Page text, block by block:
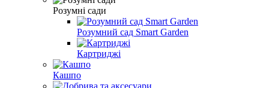
Розумні сади
Розумний сад Smart Garden
Картриджі
Кашпо